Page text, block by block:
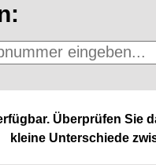
Überprüfen
kleine Unterschiede